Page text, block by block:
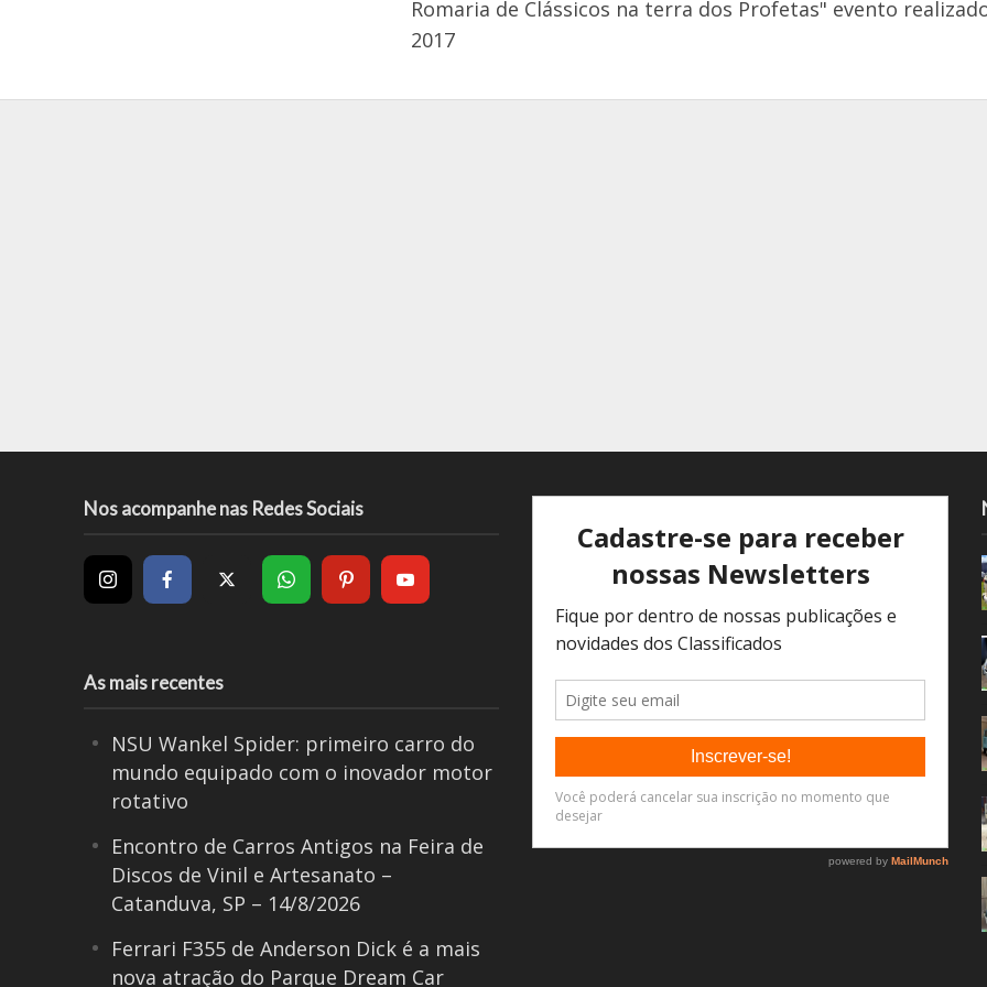
Romaria de Clássicos na terra dos Profetas" evento
2017
Nos acompanhe nas Redes Sociais
As mais recentes
NSU Wankel Spider: primeiro carro do
mundo equipado com o inovador motor
rotativo
Encontro de Carros Antigos na Feira de
Discos de Vinil e Artesanato –
Catanduva, SP – 14/8/2026
Ferrari F355 de Anderson Dick é a mais
nova atração do Parque Dream Car